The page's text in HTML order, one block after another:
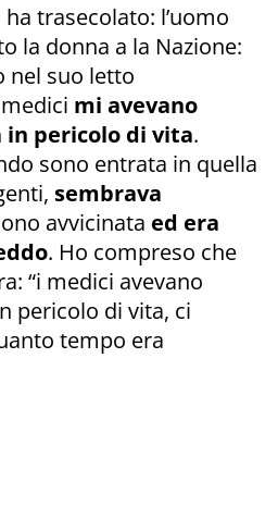
trasecolato: l’uomo
la donna a la Nazione:
nel suo letto
mi avevano
in pericolo di vita.
sono entrata in quella
sembrava
avvicinata ed era
. Ho compreso che
“i medici avevano
pericolo di vita, ci
tempo era